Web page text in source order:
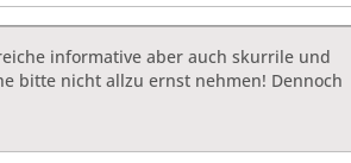
informative aber auch skurrile und
bitte nicht allzu ernst nehmen! Dennoch